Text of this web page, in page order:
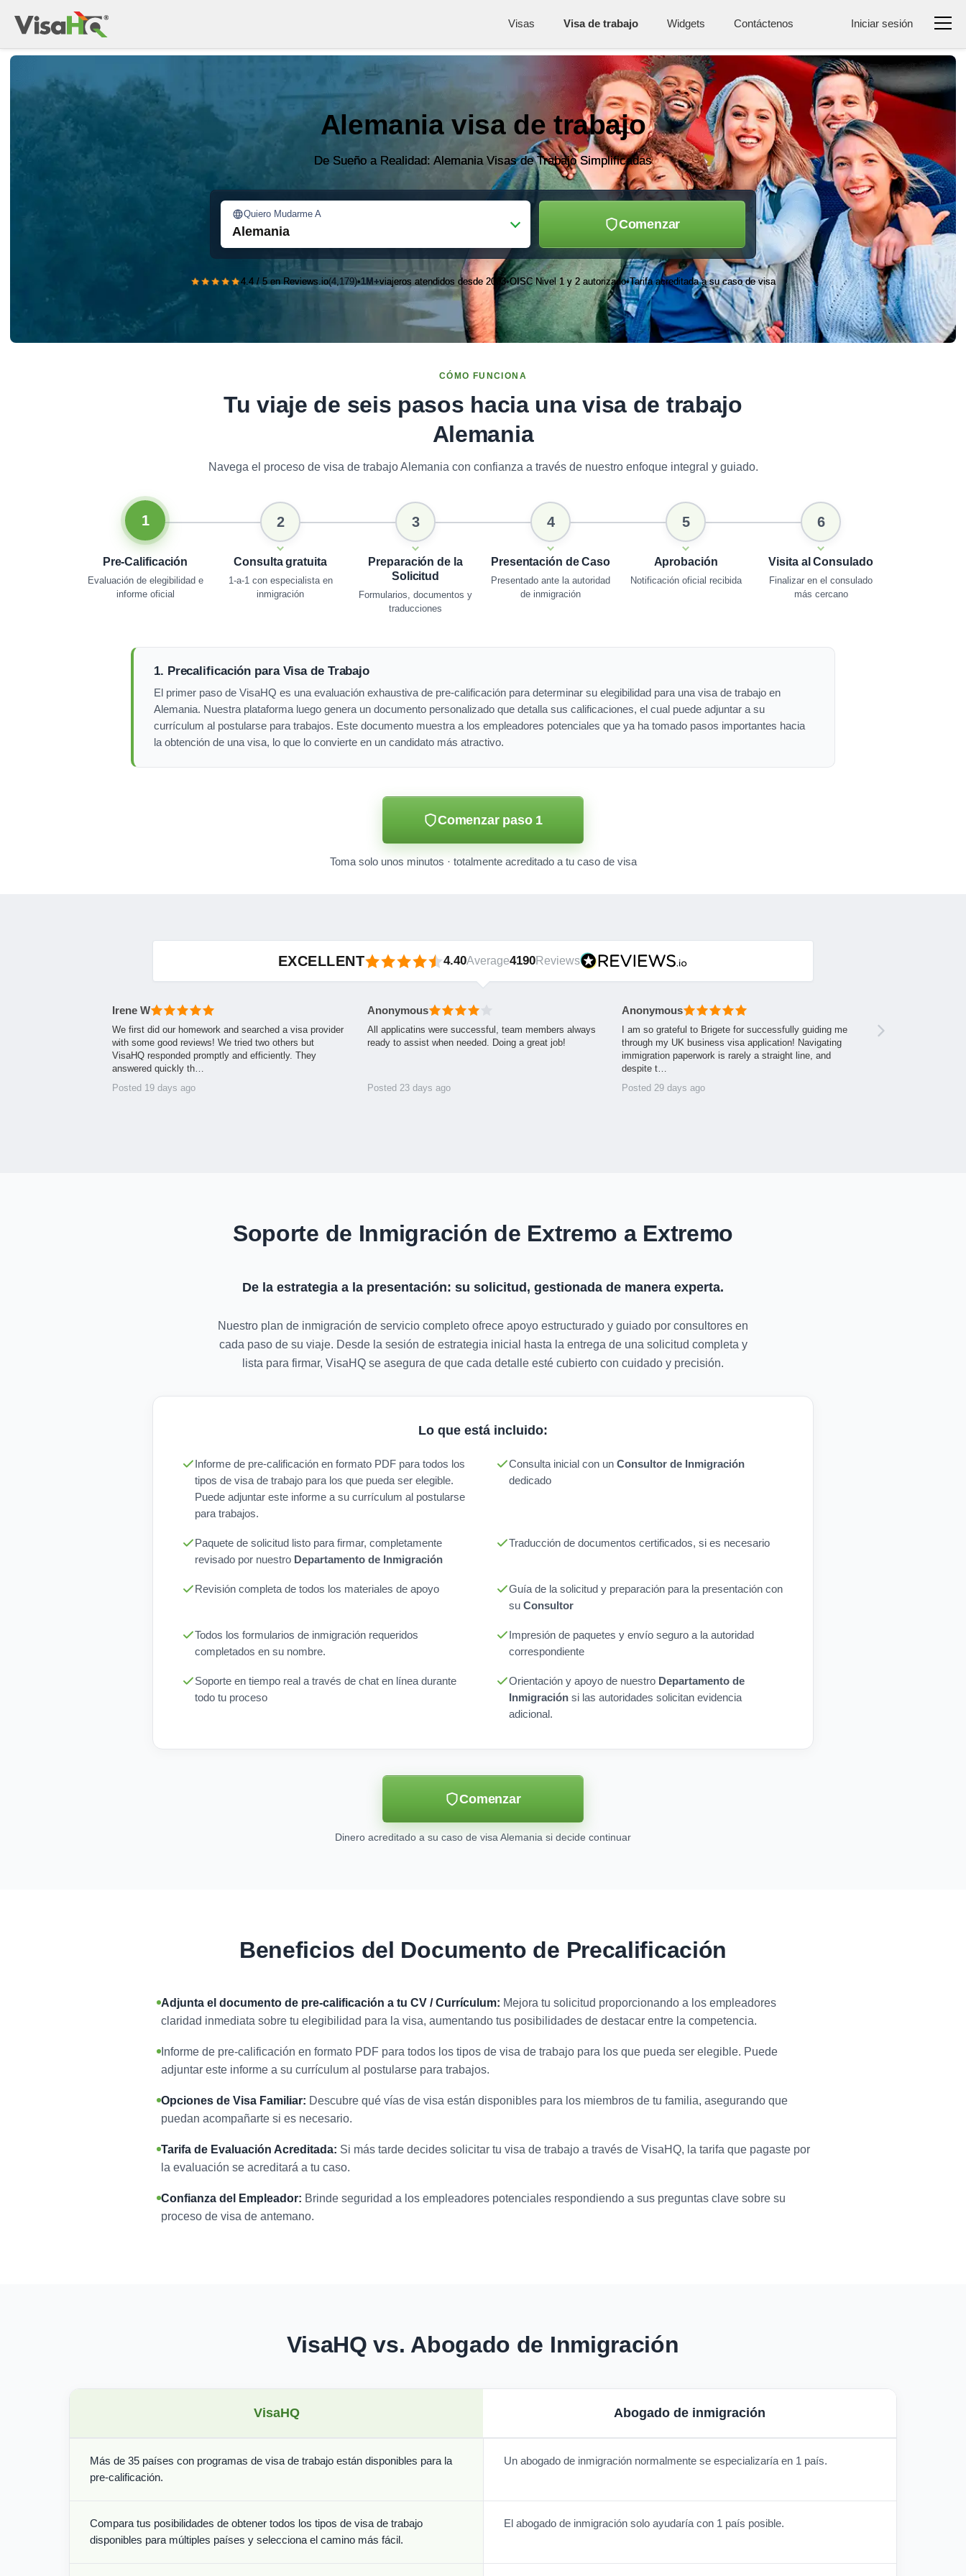
Visas Visa de trabajo Widgets Contáctenos Iniciar sesión
Alemania visa de trabajo
De Sueño a Realidad: Alemania Visas de Trabajo Simplificadas
Quiero Mudarme A
Alemania Comenzar
★★★★★4.4 / 5 en Reviews.io(4,179)•1M+viajeros atendidos desde 2003•OISC Nivel 1 y 2 autorizado•Tarifa acreditada a su caso de visa
CÓMO FUNCIONA
Tu viaje de seis pasos hacia una visa de trabajo
Alemania
Navega el proceso de visa de trabajo Alemania con confianza a través de nuestro enfoque integral y guiado.
1
Pre-Calificación
Evaluación de elegibilidad e
informe oficial
2
Consulta gratuita
1-a-1 con especialista en
inmigración
3
Preparación de la
Solicitud
Formularios, documentos y
traducciones
4
Presentación de Caso
Presentado ante la autoridad
de inmigración
5
Aprobación
Notificación oficial recibida
6
Visita al Consulado
Finalizar en el consulado
más cercano
1. Precalificación para Visa de Trabajo
El primer paso de VisaHQ es una evaluación exhaustiva de pre-calificación para determinar su elegibilidad para una visa de trabajo en
Alemania. Nuestra plataforma luego genera un documento personalizado que detalla sus calificaciones, el cual puede adjuntar a su
currículum al postularse para trabajos. Este documento muestra a los empleadores potenciales que ya ha tomado pasos importantes hacia
la obtención de una visa, lo que lo convierte en un candidato más atractivo.
Comenzar paso 1
Toma solo unos minutos · totalmente acreditado a tu caso de visa
EXCELLENT 4.40Average4190Reviews
Irene W
We first did our homework and searched a visa provider
with some good reviews! We tried two others but
VisaHQ responded promptly and efficiently. They
answered quickly th…
Posted 19 days ago
Anonymous
All applicatins were successful, team members always
ready to assist when needed. Doing a great job!
Posted 23 days ago
Anonymous
I am so grateful to Brigete for successfully guiding me
through my UK business visa application! Navigating
immigration paperwork is rarely a straight line, and
despite t…
Posted 29 days ago
Soporte de Inmigración de Extremo a Extremo
De la estrategia a la presentación: su solicitud, gestionada de manera experta.
Nuestro plan de inmigración de servicio completo ofrece apoyo estructurado y guiado por consultores en
cada paso de su viaje. Desde la sesión de estrategia inicial hasta la entrega de una solicitud completa y
lista para firmar, VisaHQ se asegura de que cada detalle esté cubierto con cuidado y precisión.
Lo que está incluido:
Informe de pre-calificación en formato PDF para todos los
tipos de visa de trabajo para los que pueda ser elegible.
Puede adjuntar este informe a su currículum al postularse
para trabajos.
Consulta inicial con un Consultor de Inmigración
dedicado
Paquete de solicitud listo para firmar, completamente
revisado por nuestro Departamento de Inmigración
Traducción de documentos certificados, si es necesario
Revisión completa de todos los materiales de apoyo
Guía de la solicitud y preparación para la presentación con
su Consultor
Todos los formularios de inmigración requeridos
completados en su nombre.
Impresión de paquetes y envío seguro a la autoridad
correspondiente
Soporte en tiempo real a través de chat en línea durante
todo tu proceso
Orientación y apoyo de nuestro Departamento de
Inmigración si las autoridades solicitan evidencia
adicional.
Comenzar
Dinero acreditado a su caso de visa Alemania si decide continuar
Beneficios del Documento de Precalificación
Adjunta el documento de pre-calificación a tu CV / Currículum: Mejora tu solicitud proporcionando a los empleadores
claridad inmediata sobre tu elegibilidad para la visa, aumentando tus posibilidades de destacar entre la competencia.
Informe de pre-calificación en formato PDF para todos los tipos de visa de trabajo para los que pueda ser elegible. Puede
adjuntar este informe a su currículum al postularse para trabajos.
Opciones de Visa Familiar: Descubre qué vías de visa están disponibles para los miembros de tu familia, asegurando que
puedan acompañarte si es necesario.
Tarifa de Evaluación Acreditada: Si más tarde decides solicitar tu visa de trabajo a través de VisaHQ, la tarifa que pagaste por
la evaluación se acreditará a tu caso.
Confianza del Empleador: Brinde seguridad a los empleadores potenciales respondiendo a sus preguntas clave sobre su
proceso de visa de antemano.
VisaHQ vs. Abogado de Inmigración
VisaHQ Abogado de inmigración
Más de 35 países con programas de visa de trabajo están disponibles para la
pre-calificación.
Un abogado de inmigración normalmente se especializaría en 1 país.
Compara tus posibilidades de obtener todos los tipos de visa de trabajo
disponibles para múltiples países y selecciona el camino más fácil.
El abogado de inmigración solo ayudaría con 1 país posible.